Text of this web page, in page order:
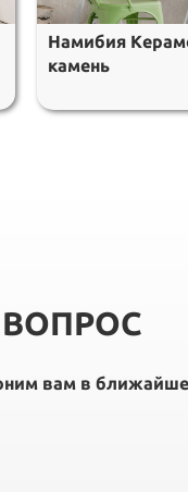
Намибия
камень
вам в